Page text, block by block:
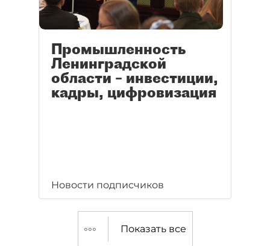
Промышленность
Ленинградской
области – инвестиции,
кадры, цифровизация
Новости подписчиков
Показать все